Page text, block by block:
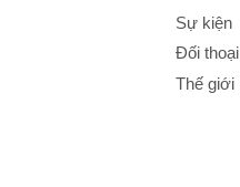
Sự kiện
Đối thoại
Thế giới